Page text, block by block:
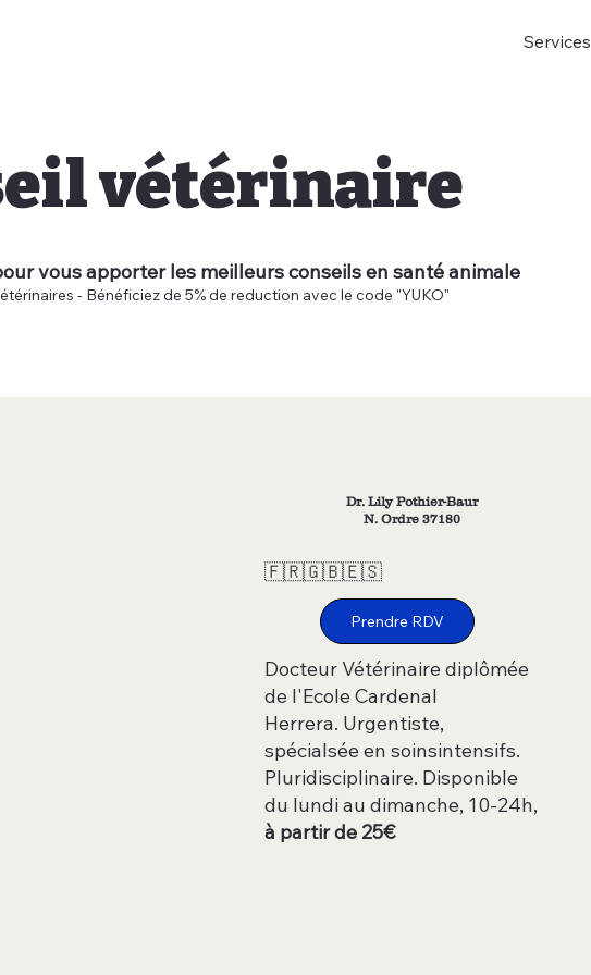
Services
vétérinaire
vous apporter les meilleurs conseils en santé animale
- Bénéficiez de 5% de reduction avec le code "YUKO"
Dr. Lily Pothier-Baur
N. Ordre 37180
🇫🇷🇬🇧🇪🇸
Prendre RDV
Docteur Vétérinaire diplômée
de l'Ecole Cardenal
Herrera. Urgentiste,
spécialsée en soinsintensifs.
Pluridisciplinaire. Disponible
du lundi au dimanche, 10-24h,
à partir de 25€